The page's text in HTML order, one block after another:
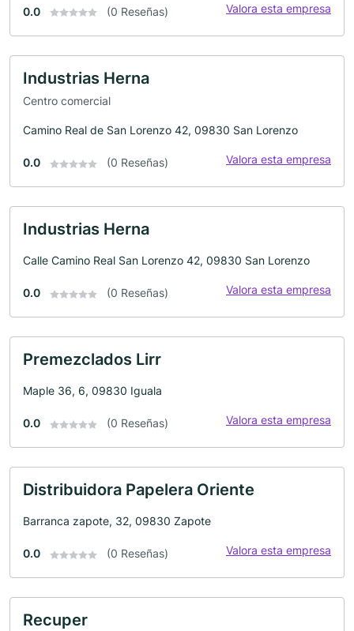
0.0 (0 Reseñas) Valora esta empresa
Industrias Herna
Centro comercial
Camino Real de San Lorenzo 42, 09830 San Lorenzo
0.0 (0 Reseñas) Valora esta empresa
Industrias Herna
Calle Camino Real San Lorenzo 42, 09830 San Lorenzo
0.0 (0 Reseñas) Valora esta empresa
Premezclados Lirr
Maple 36, 6, 09830 Iguala
0.0 (0 Reseñas) Valora esta empresa
Distribuidora Papelera Oriente
Barranca zapote, 32, 09830 Zapote
0.0 (0 Reseñas) Valora esta empresa
Recuper